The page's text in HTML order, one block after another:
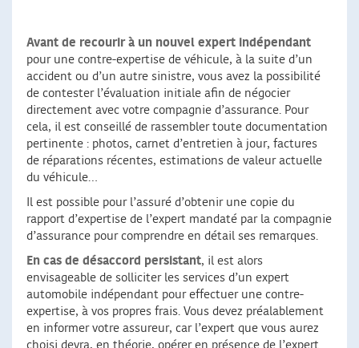
Avant de recourir à un nouvel expert indépendant
pour une contre-expertise de véhicule, à la suite d’un
accident ou d’un autre sinistre, vous avez la possibilité
de contester l’évaluation initiale afin de négocier
directement avec votre compagnie d’assurance. Pour
cela, il est conseillé de rassembler toute documentation
pertinente : photos, carnet d’entretien à jour, factures
de réparations récentes, estimations de valeur actuelle
du véhicule…
Il est possible pour l’assuré d’obtenir une copie du
rapport d’expertise de l’expert mandaté par la compagnie
d’assurance pour comprendre en détail ses remarques.
En cas de désaccord persistant, il est alors
envisageable de solliciter les services d’un expert
automobile indépendant pour effectuer une contre-
expertise, à vos propres frais. Vous devez préalablement
en informer votre assureur, car l’expert que vous aurez
choisi devra, en théorie, opérer en présence de l’expert